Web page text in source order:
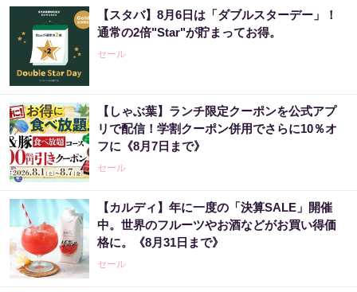
【スタバ】8月6日は「ダブルスターデー」！
通常の2倍"Star"が貯まってお得。
セール
【しゃぶ葉】ランチ限定クーポンを公式アプ
リで配信！学割クーポン併用でさらに10％オ
フに《8月7日まで》
セール
【カルディ】年に一度の「決算SALE」開催
中。世界のフルーツやお酒などがお買い得価
格に。《8月31日まで》
セール